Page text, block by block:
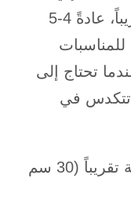
تستوعب نصف كمية الطعام تقريباً، عادةً 4-5
للمناسبات
تحتاج إلى
تتكدس في
: 12 بوصة × 20 بوصة تقريباً (30 سم